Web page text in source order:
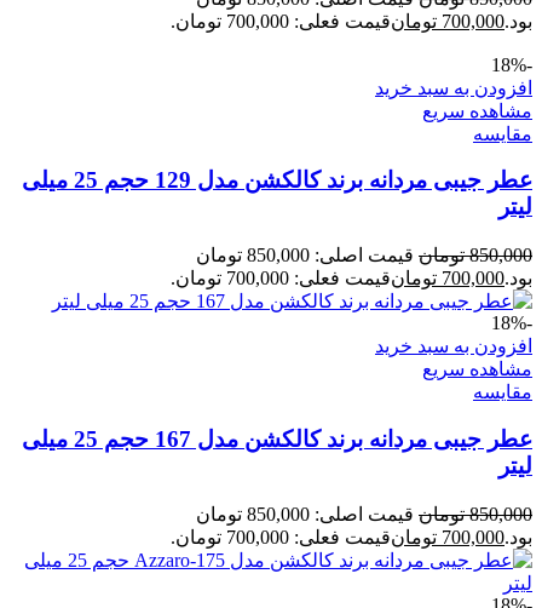
بود.700,000 تومانقیمت فعلی: 700,000 تومان.
-18%
افزودن به سبد خرید
مشاهده سریع
مقایسه
عطر جیبی مردانه برند کالکشن مدل 129 حجم 25 میلی
لیتر
850,000 تومان
قیمت اصلی: 850,000 تومان
بود.700,000 تومانقیمت فعلی: 700,000 تومان.
-18%
افزودن به سبد خرید
مشاهده سریع
مقایسه
عطر جیبی مردانه برند کالکشن مدل 167 حجم 25 میلی
لیتر
850,000 تومان
قیمت اصلی: 850,000 تومان
بود.700,000 تومانقیمت فعلی: 700,000 تومان.